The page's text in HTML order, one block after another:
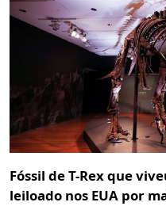
Fóssil de T-Rex que
leiloado nos EUA por